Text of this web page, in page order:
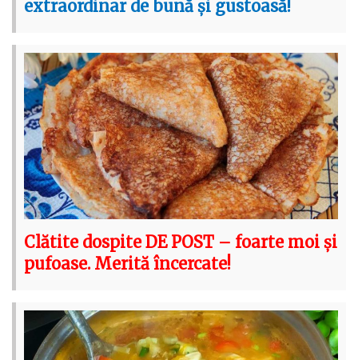
extraordinar de bună și gustoasă!
Clătite dospite DE POST – foarte moi și
pufoase. Merită încercate!